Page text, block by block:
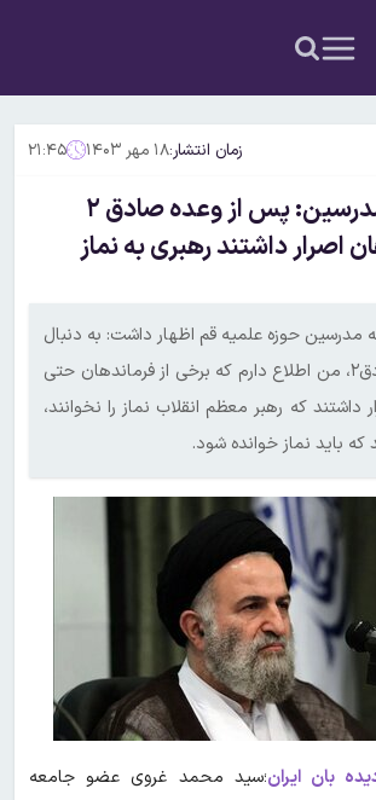
زمان انتشار:۱۸ مهر ۱۴۰۳ ۲۱:۴۵
عضو جامعه مدرسین: پس از وعده صادق ۲
اصرار داشتند رهبری به نماز
حوزه علمیه قم اظهار داشت: به دنبال
عملیات وعده صادق۲، من اطلاع دارم که برخی از فرماندهان حتی
داشتند که رهبر معظم انقلاب نماز را نخوانند،
که باید نماز خوانده شود.
بان ایران؛سید محمد غروی عضو جامعه